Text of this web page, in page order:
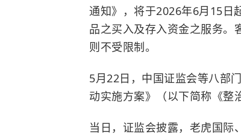
通知》，将于2026年6月15日
品之买入及存入资金之服务。
则不受限制。
5月22日，中国证监会等八部
动实施方案》（以下简称《整
当日，证监会披露，老虎国际